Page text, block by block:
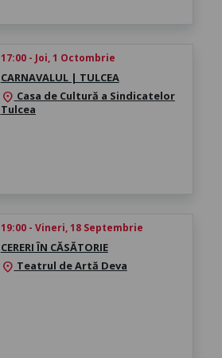
17:00 - Joi, 1 Octombrie
CARNAVALUL | TULCEA
location_on Casa de Cultură a Sindicatelor
Tulcea
19:00 - Vineri, 18 Septembrie
CERERI ÎN CĂSĂTORIE
location_on Teatrul de Artă Deva